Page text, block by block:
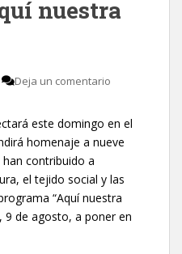
nuestra
Deja un comentario
este domingo en el
homenaje a nueve
contribuido a
el tejido social y las
“Aquí nuestra
9 de agosto, a poner en